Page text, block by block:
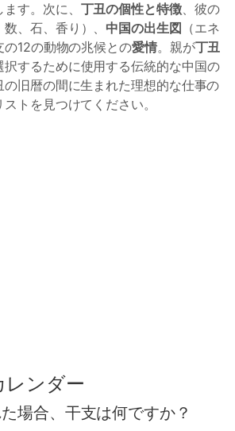
す。次に、 丁丑の個性と特徴、彼の
数、石、香り）、 中国の出生図 （エネ
12の動物の兆候との愛情。親が丁丑
択するために使用する伝統的な中国の
旧暦の間に生まれた理想的な仕事の
トを見つけてください。
レンダー
場合、干支は何ですか？